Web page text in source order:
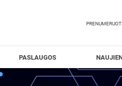
PRENUMERUOTI
PASLAUGOS